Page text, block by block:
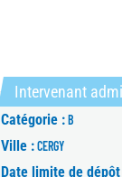
Intervenant
Catégorie : B
Ville : CERGY
Date limite de